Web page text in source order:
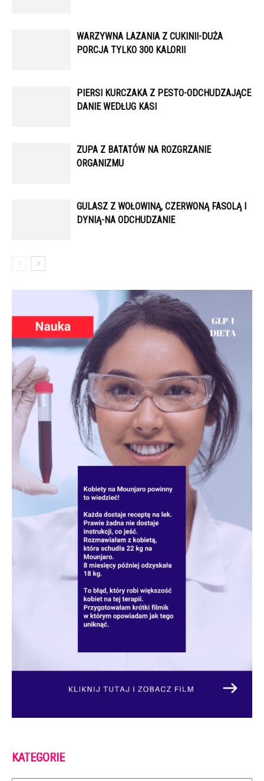
WARZYWNA LAZANIA Z CUKINII-DUŻA
PORCJA TYLKO 300 KALORII
PIERSI KURCZAKA Z PESTO-ODCHUDZAJĄCE
DANIE WEDŁUG KASI
ZUPA Z BATATÓW NA ROZGRZANIE
ORGANIZMU
GULASZ Z WOŁOWINĄ, CZERWONĄ FASOLĄ I
DYNIĄ-NA ODCHUDZANIE
KATEGORIE
Kategorie